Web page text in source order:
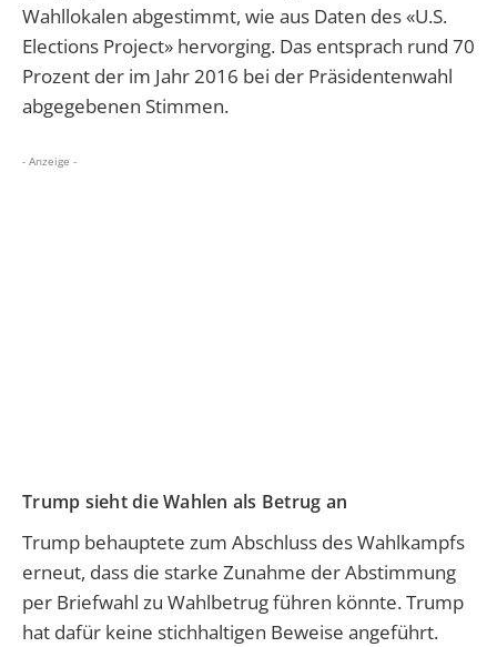
Wahllokalen abgestimmt, wie aus Daten des «U.S.
Elections Project» hervorging. Das entsprach rund 70
Prozent der im Jahr 2016 bei der Präsidentenwahl
abgegebenen Stimmen.
- Anzeige -
Trump sieht die Wahlen als Betrug an
Trump behauptete zum Abschluss des Wahlkampfs
erneut, dass die starke Zunahme der Abstimmung
per Briefwahl zu Wahlbetrug führen könnte. Trump
hat dafür keine stichhaltigen Beweise angeführt.